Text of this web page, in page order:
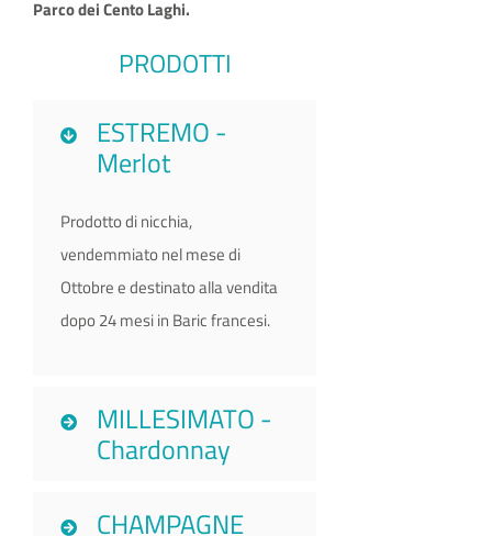
Parco dei Cento Laghi.
PRODOTTI
ESTREMO -
Merlot
Prodotto di nicchia,
vendemmiato nel mese di
Ottobre e destinato alla vendita
dopo 24 mesi in Baric francesi.
MILLESIMATO -
Chardonnay
CHAMPAGNE